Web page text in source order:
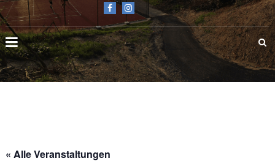
TSV
BÖSINGFELD
E.V.
« Alle Veranstaltungen